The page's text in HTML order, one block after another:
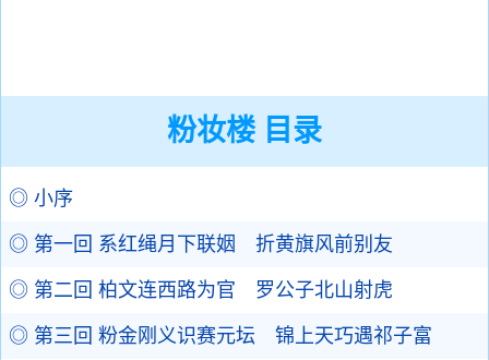
粉妆楼 目录
◎ 小序
◎ 第一回 系红绳月下联姻 折黄旗风前别友
◎ 第二回 柏文连西路为官 罗公子北山射虎
◎ 第三回 粉金刚义识赛元坛 锦上天巧遇祁子富